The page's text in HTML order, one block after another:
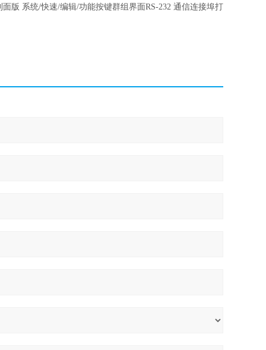
版 系统/快速/编辑/功能按键群组界面RS-232 通信连接埠打